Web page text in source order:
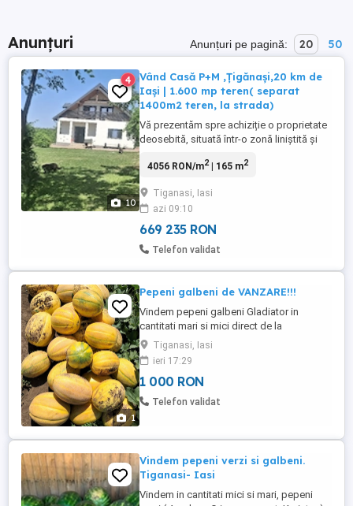
Anunțuri Anunțuri pe pagină: 20 50
10
4
Vând Casă P+M ,Țigănași,20 km de
Iași | 1.600 mp teren( separat
1400m2 teren, la strada)
Vă prezentăm spre achiziție o proprietate
deosebită, situată într-o zonă liniștită și
ideală pentru cei care își doresc să se
de natură, fără a renunța la avantajele unei
construcții moderne . Casa se poate vinde
...
4056 RON/m2| 165 m2
Tiganasi, Iasi
azi 09:10
669 235 RON
Telefon validat
1
Pepeni galbeni de VANZARE!!!
Vindem pepeni galbeni Gladiator in
cantitati mari si mici direct de la
producator. Ne gasiti in Tiganasi- Iasi Pret:
1 LEU
Tiganasi, Iasi
ieri 17:29
1 000 RON
Telefon validat
Vindem pepeni verzi si galbeni.
Tiganasi- Iasi
Vindem in cantitati mici si mari, pepeni